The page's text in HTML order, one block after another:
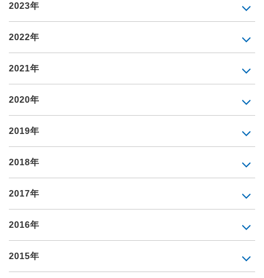
2023年
2022年
2021年
2020年
2019年
2018年
2017年
2016年
2015年